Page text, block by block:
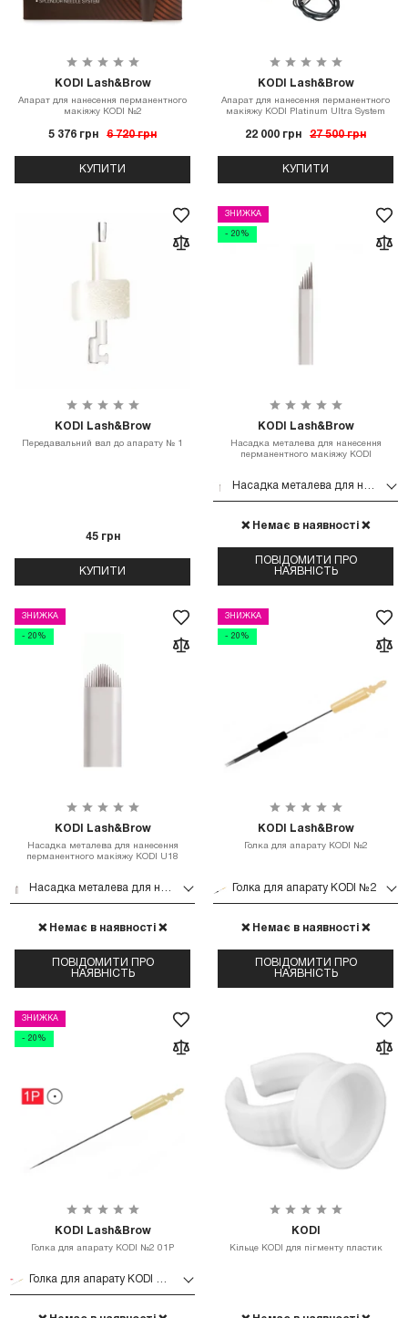
KODI Lash&Brow
Апарат для нанесення перманентного
макіяжу KODI №2
5 376 грн 6 720 грн
КУПИТИ
KODI Lash&Brow
Апарат для нанесення перманентного
макіяжу KODI Platinum Ultra System
22 000 грн 27 500 грн
КУПИТИ
KODI Lash&Brow
Передавальний вал до апарату № 1
45 грн
КУПИТИ
ЗНИЖКА
- 20%
KODI Lash&Brow
Насадка металева для нанесення
перманентного макіяжу KODI
Насадка металева для нанесення перманентного макіяжу KODI
❌ Немає в наявності ❌
ПОВІДОМИТИ ПРО
НАЯВНІСТЬ
ЗНИЖКА
- 20%
KODI Lash&Brow
Насадка металева для нанесення
перманентного макіяжу KODI U18
Насадка металева для нанесення перманентного макіяжу KODI U18
❌ Немає в наявності ❌
ПОВІДОМИТИ ПРО
НАЯВНІСТЬ
ЗНИЖКА
- 20%
KODI Lash&Brow
Голка для апарату KODI №2
Голка для апарату KODI №2
❌ Немає в наявності ❌
ПОВІДОМИТИ ПРО
НАЯВНІСТЬ
ЗНИЖКА
- 20%
KODI Lash&Brow
Голка для апарату KODI №2 01P
Голка для апарату KODI №2 01P
KODI
Кільце KODI для пігменту пластик